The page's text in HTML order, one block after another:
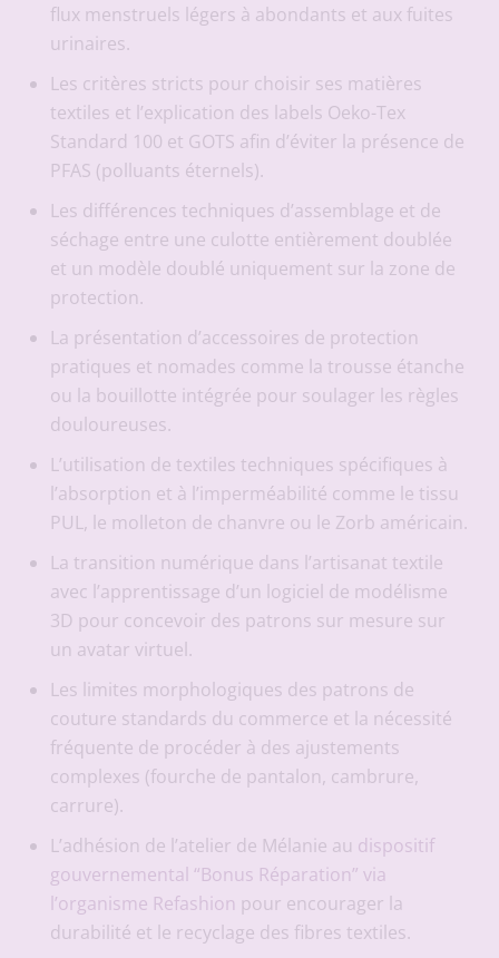
flux menstruels légers à abondants et aux fuites
urinaires.
Les critères stricts pour choisir ses matières
textiles et l’explication des labels Oeko-Tex
Standard 100 et GOTS afin d’éviter la présence de
PFAS (polluants éternels).
Les différences techniques d’assemblage et de
séchage entre une culotte entièrement doublée
et un modèle doublé uniquement sur la zone de
protection.
La présentation d’accessoires de protection
pratiques et nomades comme la trousse étanche
ou la bouillotte intégrée pour soulager les règles
douloureuses.
L’utilisation de textiles techniques spécifiques à
l’absorption et à l’imperméabilité comme le tissu
PUL, le molleton de chanvre ou le Zorb américain.
La transition numérique dans l’artisanat textile
avec l’apprentissage d’un logiciel de modélisme
3D pour concevoir des patrons sur mesure sur
un avatar virtuel.
Les limites morphologiques des patrons de
couture standards du commerce et la nécessité
fréquente de procéder à des ajustements
complexes (fourche de pantalon, cambrure,
carrure).
L’adhésion de l’atelier de Mélanie au dispositif
gouvernemental “Bonus Réparation” via
l’organisme Refashion pour encourager la
durabilité et le recyclage des fibres textiles.